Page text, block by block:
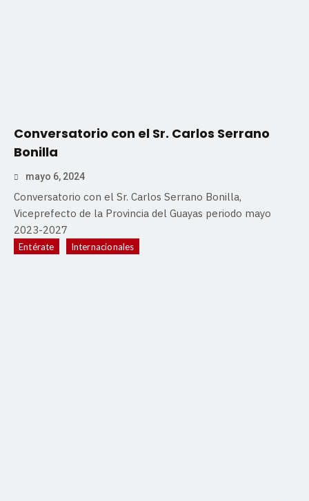
Conversatorio con el Sr. Carlos Serrano
Bonilla
mayo 6, 2024
Conversatorio con el Sr. Carlos Serrano Bonilla,
Viceprefecto de la Provincia del Guayas periodo mayo
2023-2027
Entérate Internacionales